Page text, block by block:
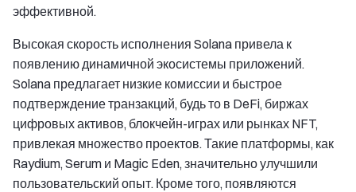
эффективной.
Высокая скорость исполнения Solana привела к
появлению динамичной экосистемы приложений.
Solana предлагает низкие комиссии и быстрое
подтверждение транзакций, будь то в DeFi, биржах
цифровых активов, блокчейн-играх или рынках NFT,
привлекая множество проектов. Такие платформы, как
Raydium, Serum и Magic Eden, значительно улучшили
пользовательский опыт. Кроме того, появляются